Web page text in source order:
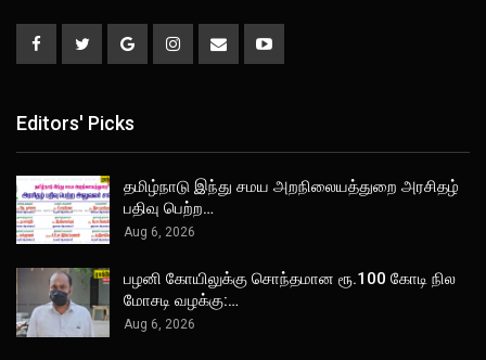
Editors' Picks
தமிழ்நாடு இந்து சமய அறநிலையத்துறை அரசிதழ்
பதிவு பெற்ற…
Aug 6, 2026
பழனி கோயிலுக்கு சொந்தமான ரூ.100 கோடி நில
மோசடி வழக்கு:…
Aug 6, 2026